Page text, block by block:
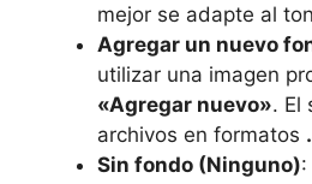
mejor se adapte al
Agregar un nuevo
utilizar una imagen
«Agregar nuevo». El
archivos en formatos
Sin fondo (Ninguno)